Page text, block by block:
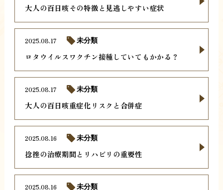
大人の百日咳その特徴と見逃しやすい症状
ロタウイルスワクチン接種していてもかかる？
2025.08.17 未分類
大人の百日咳重症化リスクと合併症
2025.08.17 未分類
捻挫の治療期間とリハビリの重要性
2025.08.16 未分類
2025.08.16 未分類